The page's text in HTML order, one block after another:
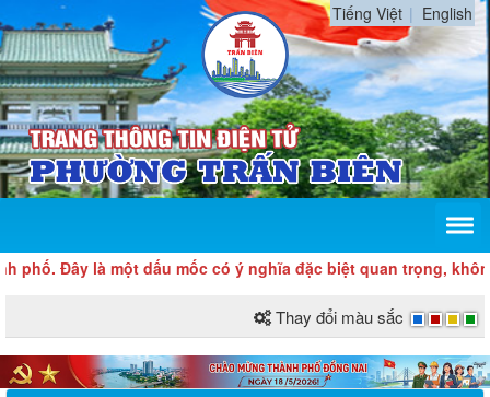
Tiếng Việt English
là một dấu mốc có ý nghĩa đặc biệt quan trọng, không
Thay đổi màu sắc